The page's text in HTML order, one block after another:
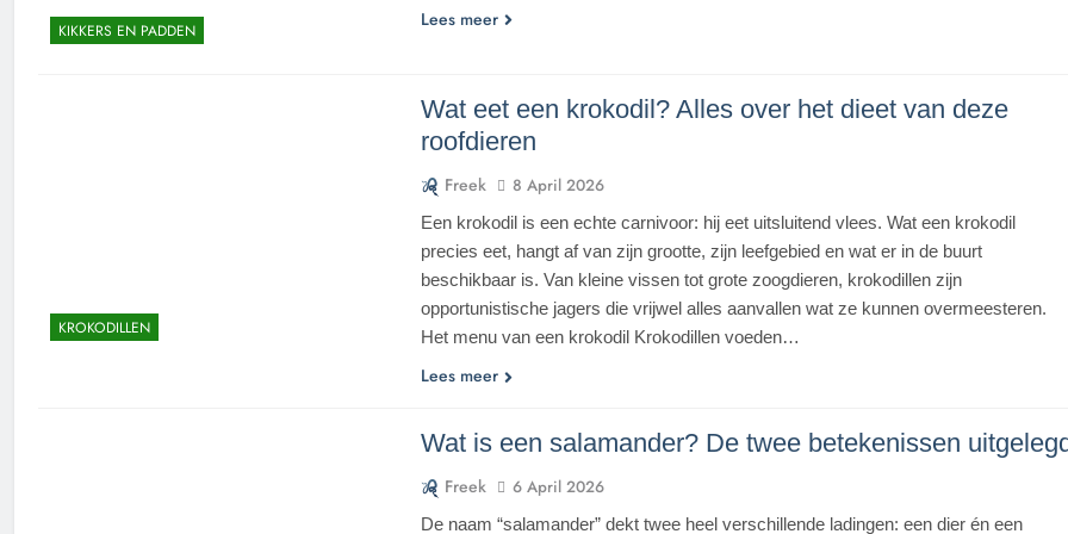
KIKKERS EN PADDEN
Lees meer
KROKODILLEN
Wat eet een krokodil? Alles over het dieet van deze
roofdieren
Freek 8 April 2026
Een krokodil is een echte carnivoor: hij eet uitsluitend vlees. Wat een krokodil
precies eet, hangt af van zijn grootte, zijn leefgebied en wat er in de buurt
beschikbaar is. Van kleine vissen tot grote zoogdieren, krokodillen zijn
opportunistische jagers die vrijwel alles aanvallen wat ze kunnen overmeesteren.
Het menu van een krokodil Krokodillen voeden…
Lees meer
Wat is een salamander? De twee betekenissen
Freek 6 April 2026
De naam “salamander” dekt twee heel verschillende ladingen: een dier én een